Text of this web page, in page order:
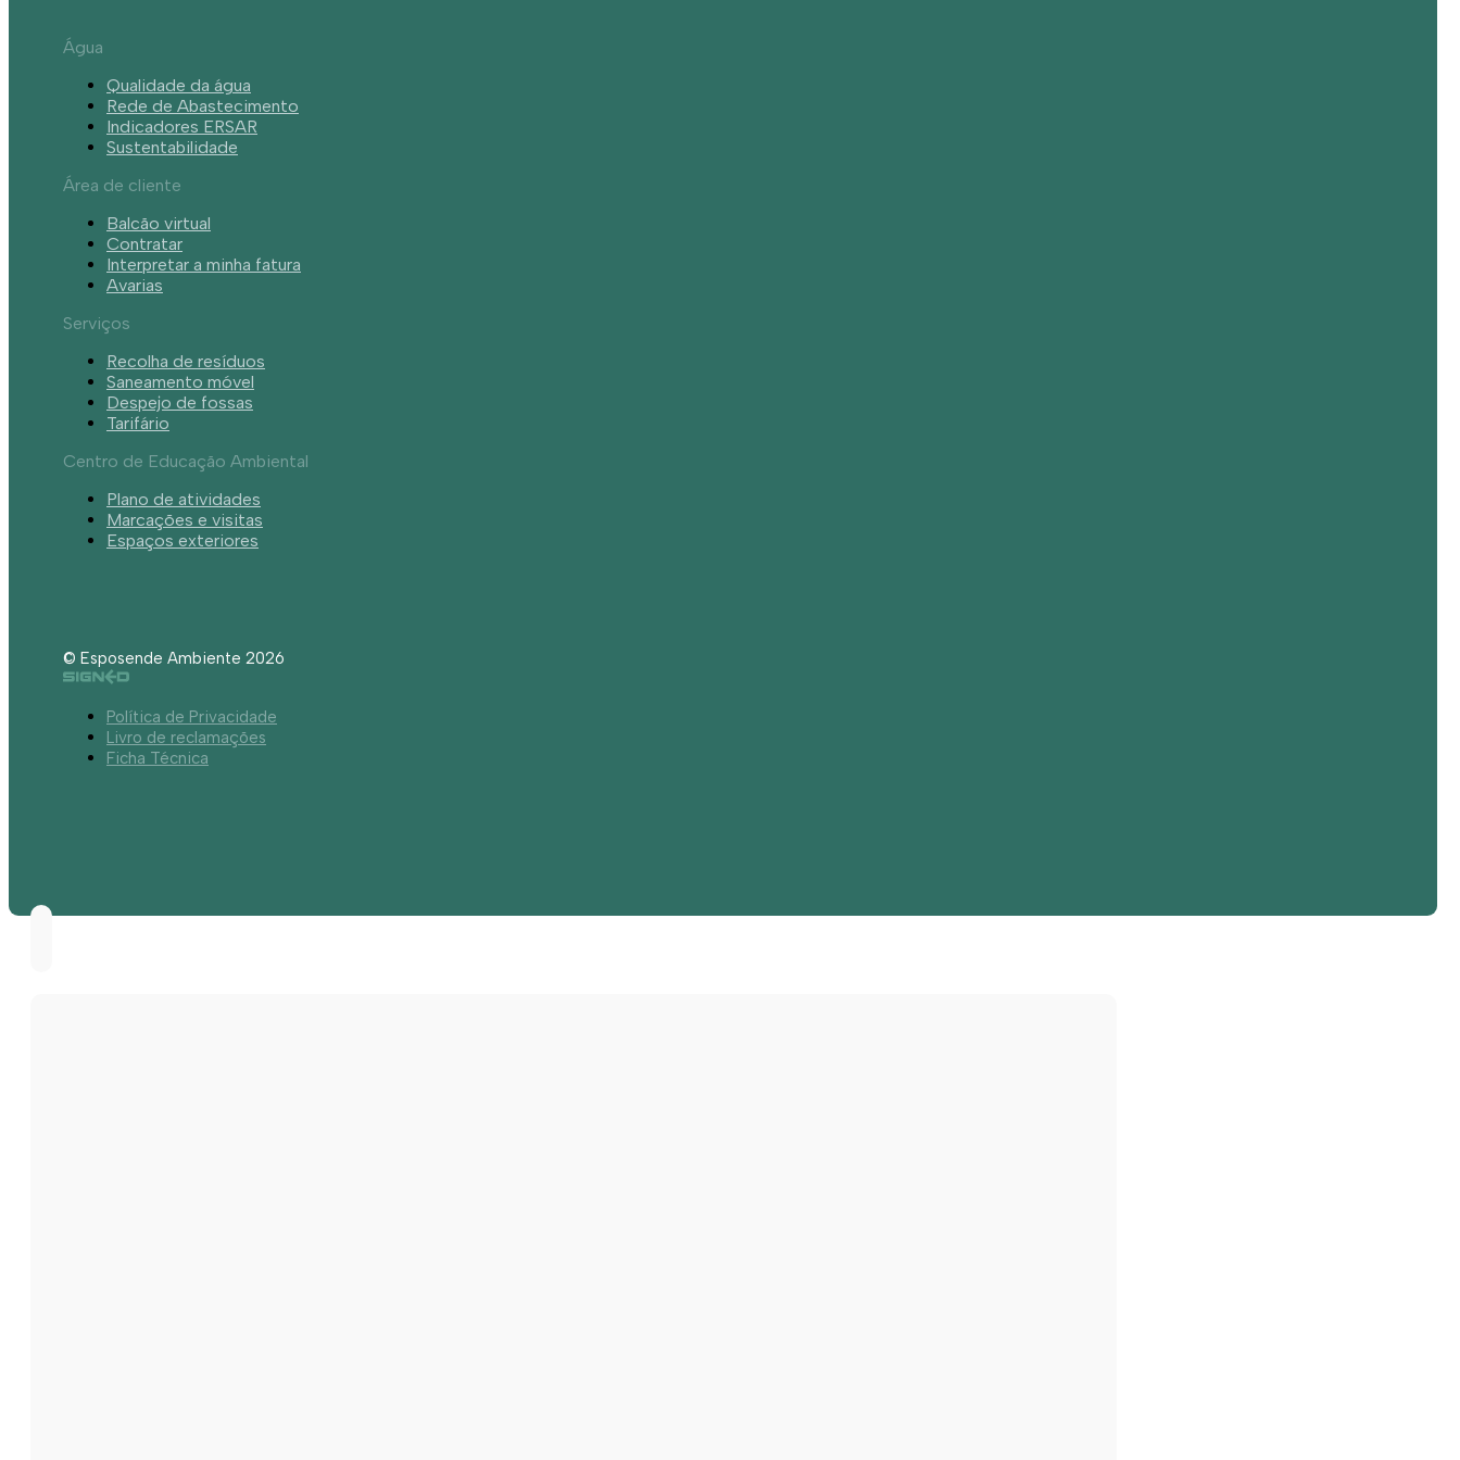
Água
Qualidade da água
Rede de Abastecimento
Indicadores ERSAR
Sustentabilidade
Área de cliente
Balcão virtual
Contratar
Interpretar a minha fatura
Avarias
Serviços
Recolha de resíduos
Saneamento móvel
Despejo de fossas
Tarifário
Centro de Educação Ambiental
Plano de atividades
Marcações e visitas
Espaços exteriores
© Esposende Ambiente 2026
Política de Privacidade
Livro de reclamações
Ficha Técnica